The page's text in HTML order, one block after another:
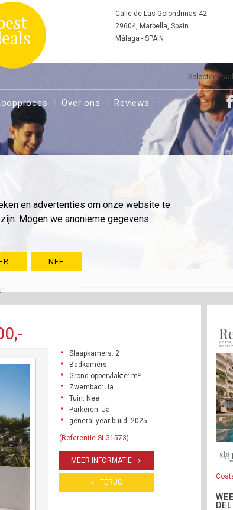
en advertenties om onze website te
Mogen we anonieme gegevens
NEE
Selecteer taal
Calle de Las Golondrinas 42
29604, Marbella, Spain
Málaga - SPAIN
Over ons Reviews
Slaapkamers: 2
Badkamers:
Grond oppervlakte: m²
Zwembad: Ja
Tuin: Nee
Parkeren: Ja
general.year-build: 2025
(Referentie SLG1573)
MEER INFORMATIE
TERUG